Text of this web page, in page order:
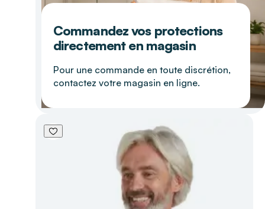
Commandez vos protections
directement en magasin
Pour une commande en toute discrétion,
contactez votre magasin en ligne.